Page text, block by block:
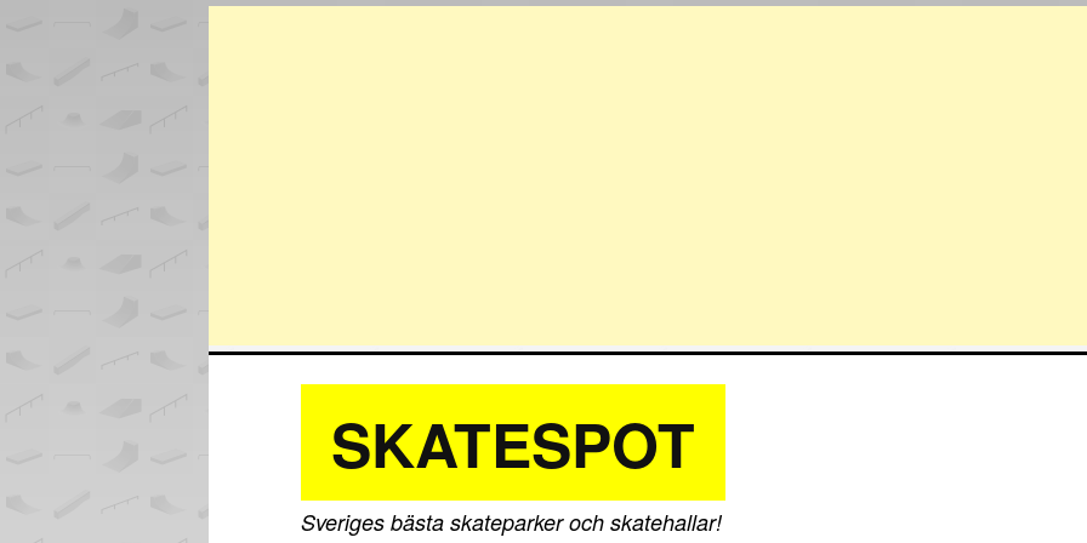
SKATESPOT
Sveriges bästa skateparker och skatehallar!